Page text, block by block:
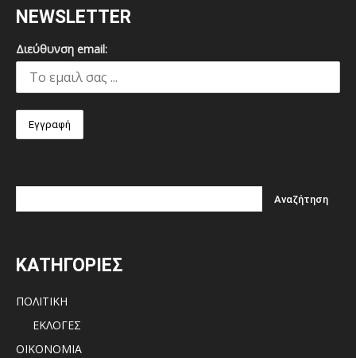
NEWSLETTER
Διεύθυνση email:
ΚΑΤΗΓΟΡΙΕΣ
ΠΟΛΙΤΙΚΗ
ΕΚΛΟΓΕΣ
ΟΙΚΟΝΟΜΙΑ